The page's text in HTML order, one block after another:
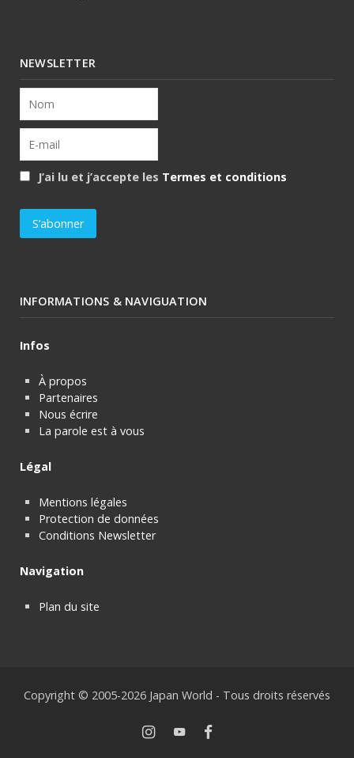
NEWSLETTER
J’ai lu et j’accepte les Termes et conditions
INFORMATIONS & NAVIGUATION
Infos
À propos
Partenaires
Nous écrire
La parole est à vous
Légal
Mentions légales
Protection de données
Conditions Newsletter
Navigation
Plan du site
Copyright © 2005-2026 Japan World - Tous droits réservés